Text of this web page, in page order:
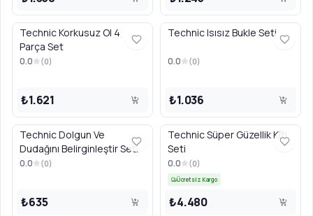
Technic Korkusuz Ol 4
Parça Set
0.0 (0)
₺1.621
Technic Isısız Bukle Seti
0.0 (0)
₺1.036
Technic Dolgun Ve
Dudağını Belirginleştir Seti
0.0 (0)
₺635
Technic Süper Güzellik Kiti
Seti
0.0 (0)
Ücretsiz Kargo
₺4.480